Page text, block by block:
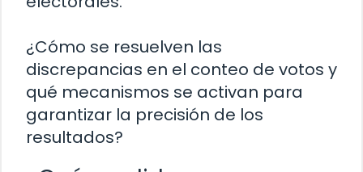
¿Cómo se resuelven las
discrepancias en el conteo de votos y
qué mecanismos se activan para
garantizar la precisión de los
resultados?